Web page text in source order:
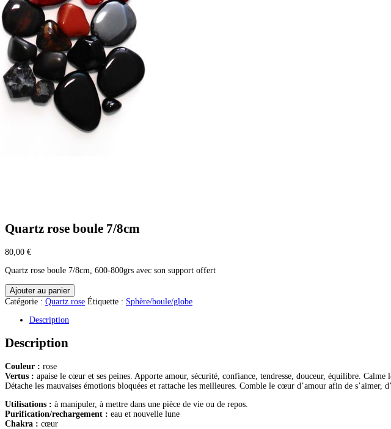
Quartz rose boule 7/8cm
80,00 €
Quartz rose boule 7/8cm, 600-800grs avec son support offert
quantité
de
Quartz
7/8cm
Ajouter au panier
Catégorie : Quartz rose Étiquette : Sphère/boule/globe
Description
Description
Couleur : rose
Vertus : apaise le cœur et ses peines. Apporte amour, sécurité, confiance, tendresse, douceur, équilibre.
Détache les mauvaises émotions bloquées et rattache les meilleures. Comble le cœur d’amour afin de s’aimer,
Utilisations : à manipuler, à mettre dans une pièce de vie ou de repos.
Purification/rechargement : eau et nouvelle lune
Chakra : cœur